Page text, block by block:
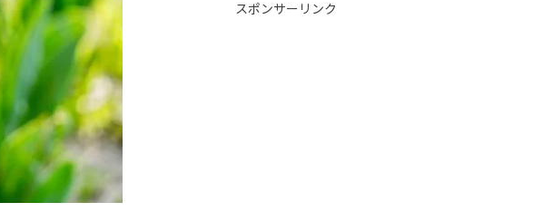
スポンサーリンク